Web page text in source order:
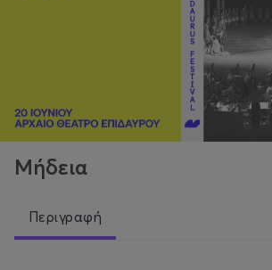
Μήδεια
Περιγραφή